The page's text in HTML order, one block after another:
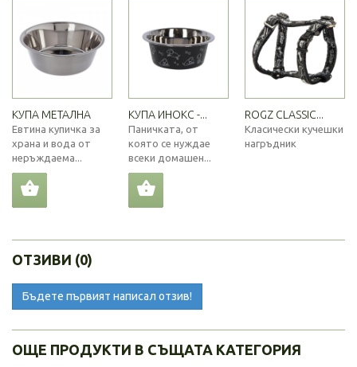
КУПА МЕТАЛНА
Евтина купичка за
храна и вода от
неръждаема...
КУПА ИНОКС -...
Паничката, от
която се нуждае
всеки домашен...
ROGZ CLASSIC...
Класически кучешки
нагръдник
ОТЗИВИ (0)
Бъдете първият написал отзив!
ОЩЕ ПРОДУКТИ В СЪЩАТА КАТЕГОРИЯ